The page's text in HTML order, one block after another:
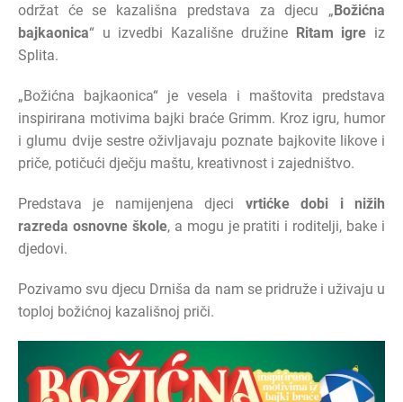
održat će se kazališna predstava za djecu „Božićna
bajkaonica“ u izvedbi Kazališne družine Ritam igre iz
Splita.
„Božićna bajkaonica“ je vesela i maštovita predstava
inspirirana motivima bajki braće Grimm. Kroz igru, humor
i glumu dvije sestre oživljavaju poznate bajkovite likove i
priče, potičući dječju maštu, kreativnost i zajedništvo.
Predstava je namijenjena djeci vrtićke dobi i nižih
razreda osnovne škole, a mogu je pratiti i roditelji, bake i
djedovi.
Pozivamo svu djecu Drniša da nam se pridruže i uživaju u
toploj božićnoj kazališnoj priči.